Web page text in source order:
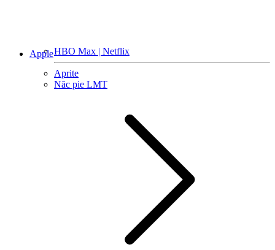
HBO Max | Netflix
Aprite
Nāc pie LMT
Apple